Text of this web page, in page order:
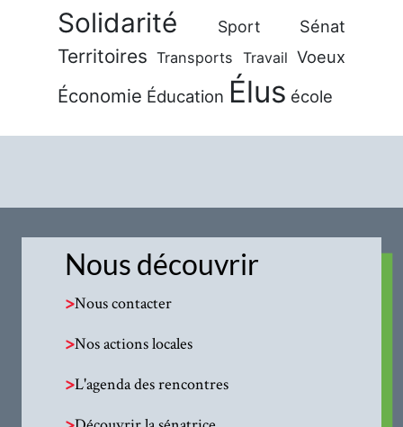
Solidarité Sport Sénat
Territoires Transports Travail Voeux
Économie Éducation Élus école
Nous découvrir
>Nous contacter
>Nos actions locales
>L'agenda des rencontres